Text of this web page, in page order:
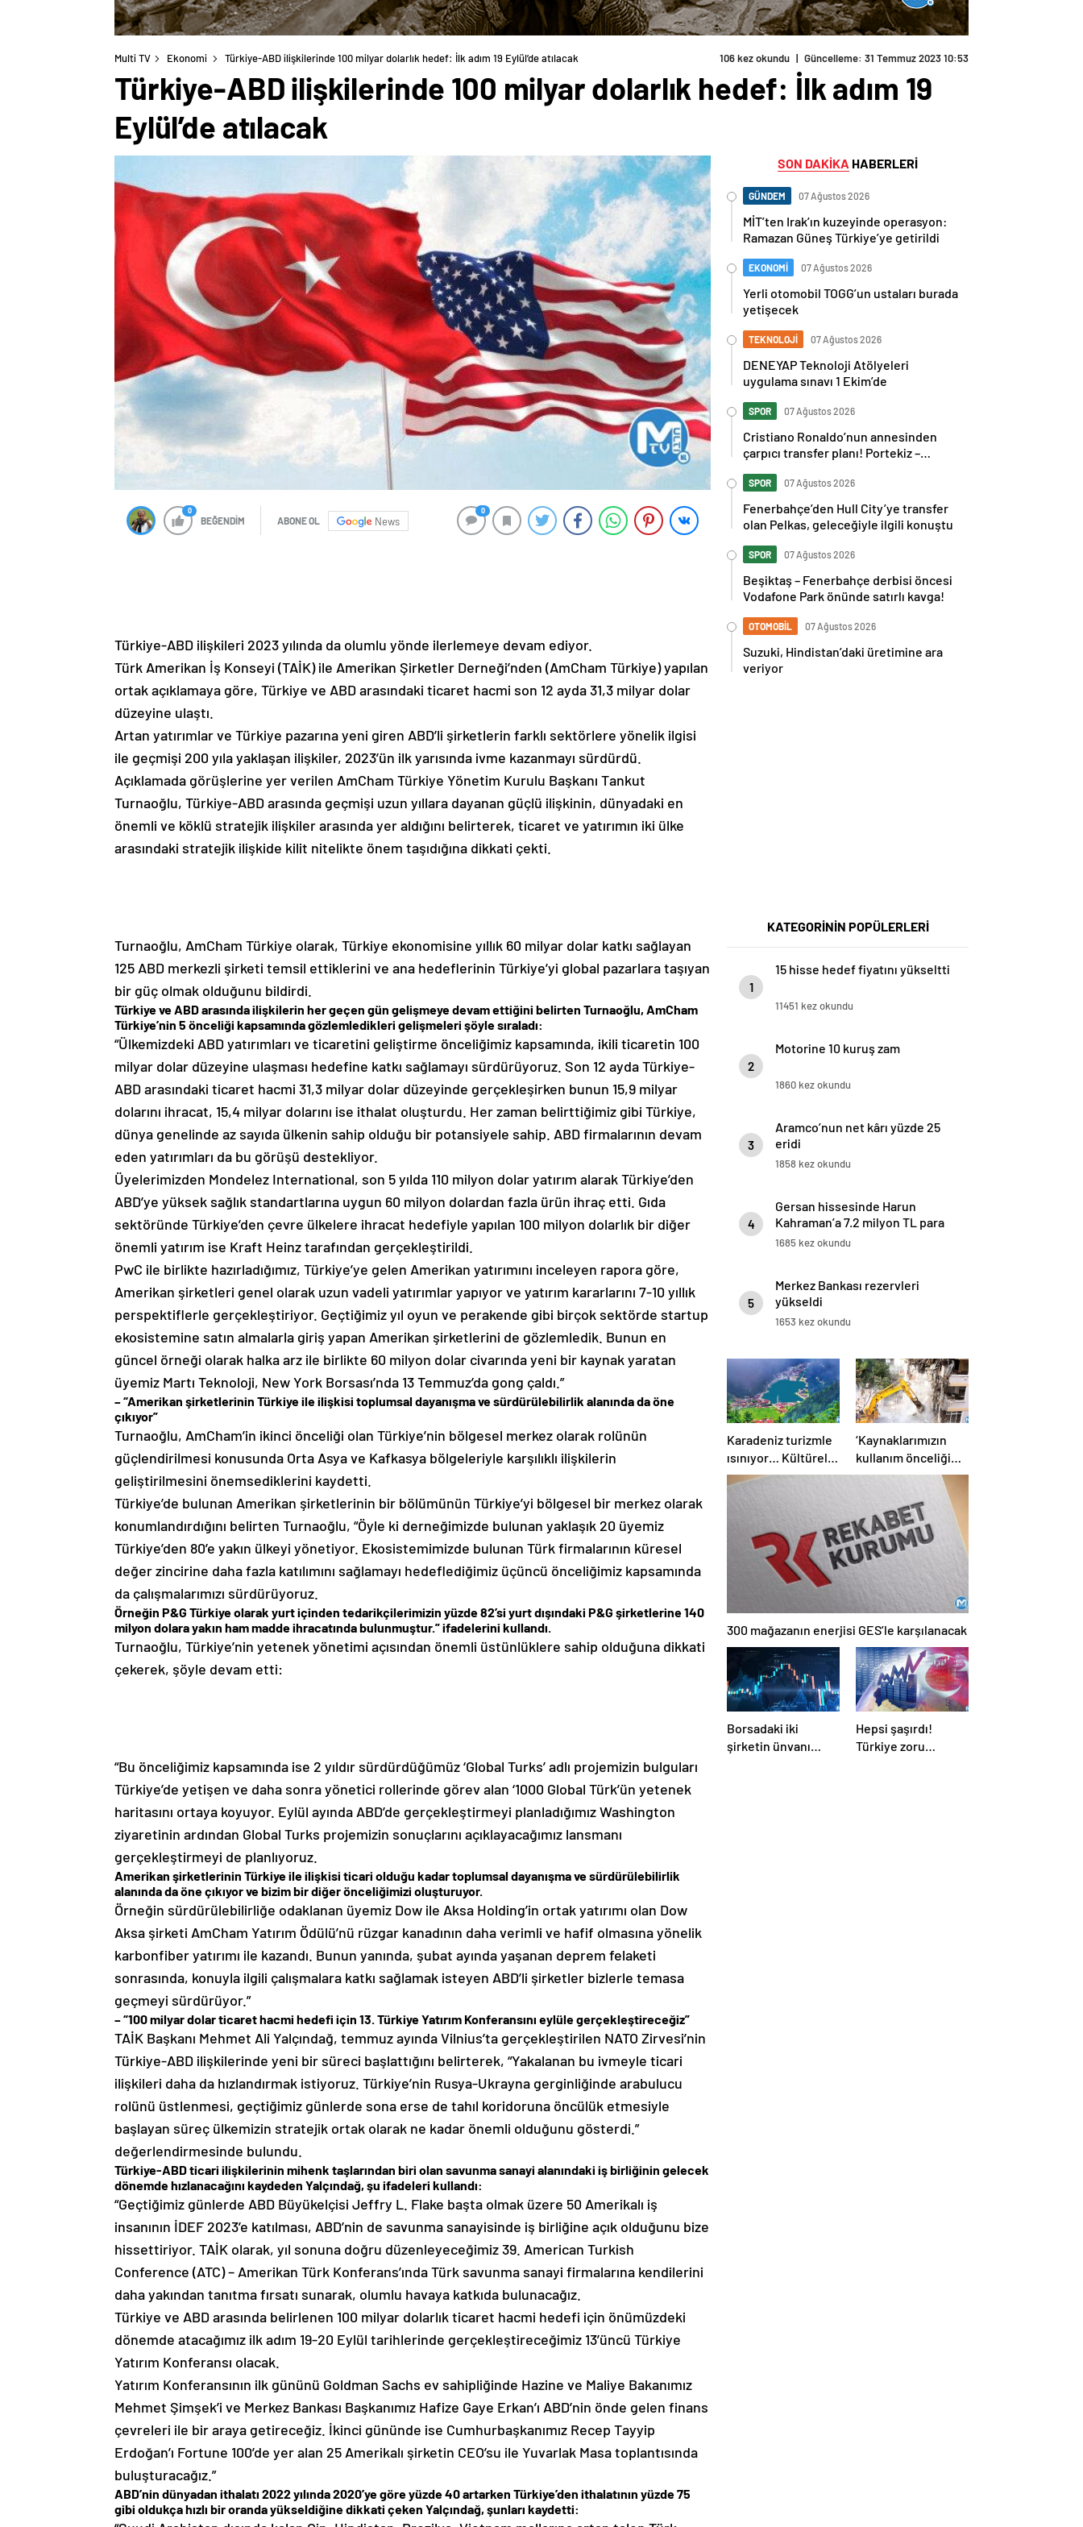
Multi TV Ekonomi Türkiye-ABD ilişkilerinde 100 milyar dolarlık hedef: İlk adım 19 Eylül’de atılacak 106 kez okundu | Güncelleme: 31 Temmuz 2023 10:53
Türkiye-ABD ilişkilerinde 100 milyar dolarlık hedef: İlk adım 19
Eylül’de atılacak
0
BEĞENDİM ABONE OL News
0
Türkiye-ABD ilişkileri 2023 yılında da olumlu yönde ilerlemeye devam ediyor.
Türk Amerikan İş Konseyi (TAİK) ile Amerikan Şirketler Derneği’nden (AmCham Türkiye) yapılan
ortak açıklamaya göre, Türkiye ve ABD arasındaki ticaret hacmi son 12 ayda 31,3 milyar dolar
düzeyine ulaştı.
Artan yatırımlar ve Türkiye pazarına yeni giren ABD’li şirketlerin farklı sektörlere yönelik ilgisi
ile geçmişi 200 yıla yaklaşan ilişkiler, 2023’ün ilk yarısında ivme kazanmayı sürdürdü.
Açıklamada görüşlerine yer verilen AmCham Türkiye Yönetim Kurulu Başkanı Tankut
Turnaoğlu, Türkiye-ABD arasında geçmişi uzun yıllara dayanan güçlü ilişkinin, dünyadaki en
önemli ve köklü stratejik ilişkiler arasında yer aldığını belirterek, ticaret ve yatırımın iki ülke
arasındaki stratejik ilişkide kilit nitelikte önem taşıdığına dikkati çekti.
Turnaoğlu, AmCham Türkiye olarak, Türkiye ekonomisine yıllık 60 milyar dolar katkı sağlayan
125 ABD merkezli şirketi temsil ettiklerini ve ana hedeflerinin Türkiye’yi global pazarlara taşıyan
bir güç olmak olduğunu bildirdi.
Türkiye ve ABD arasında ilişkilerin her geçen gün gelişmeye devam ettiğini belirten Turnaoğlu, AmCham
Türkiye’nin 5 önceliği kapsamında gözlemledikleri gelişmeleri şöyle sıraladı:
“Ülkemizdeki ABD yatırımları ve ticaretini geliştirme önceliğimiz kapsamında, ikili ticaretin 100
milyar dolar düzeyine ulaşması hedefine katkı sağlamayı sürdürüyoruz. Son 12 ayda Türkiye-
ABD arasındaki ticaret hacmi 31,3 milyar dolar düzeyinde gerçekleşirken bunun 15,9 milyar
dolarını ihracat, 15,4 milyar dolarını ise ithalat oluşturdu. Her zaman belirttiğimiz gibi Türkiye,
dünya genelinde az sayıda ülkenin sahip olduğu bir potansiyele sahip. ABD firmalarının devam
eden yatırımları da bu görüşü destekliyor.
Üyelerimizden Mondelez International, son 5 yılda 110 milyon dolar yatırım alarak Türkiye’den
ABD’ye yüksek sağlık standartlarına uygun 60 milyon dolardan fazla ürün ihraç etti. Gıda
sektöründe Türkiye’den çevre ülkelere ihracat hedefiyle yapılan 100 milyon dolarlık bir diğer
önemli yatırım ise Kraft Heinz tarafından gerçekleştirildi.
PwC ile birlikte hazırladığımız, Türkiye’ye gelen Amerikan yatırımını inceleyen rapora göre,
Amerikan şirketleri genel olarak uzun vadeli yatırımlar yapıyor ve yatırım kararlarını 7-10 yıllık
perspektiflerle gerçekleştiriyor. Geçtiğimiz yıl oyun ve perakende gibi birçok sektörde startup
ekosistemine satın almalarla giriş yapan Amerikan şirketlerini de gözlemledik. Bunun en
güncel örneği olarak halka arz ile birlikte 60 milyon dolar civarında yeni bir kaynak yaratan
üyemiz Martı Teknoloji, New York Borsası’nda 13 Temmuz’da gong çaldı.”
– “Amerikan şirketlerinin Türkiye ile ilişkisi toplumsal dayanışma ve sürdürülebilirlik alanında da öne
çıkıyor”
Turnaoğlu, AmCham’in ikinci önceliği olan Türkiye’nin bölgesel merkez olarak rolünün
güçlendirilmesi konusunda Orta Asya ve Kafkasya bölgeleriyle karşılıklı ilişkilerin
geliştirilmesini önemsediklerini kaydetti.
Türkiye’de bulunan Amerikan şirketlerinin bir bölümünün Türkiye’yi bölgesel bir merkez olarak
konumlandırdığını belirten Turnaoğlu, “Öyle ki derneğimizde bulunan yaklaşık 20 üyemiz
Türkiye’den 80’e yakın ülkeyi yönetiyor. Ekosistemimizde bulunan Türk firmalarının küresel
değer zincirine daha fazla katılımını sağlamayı hedeflediğimiz üçüncü önceliğimiz kapsamında
da çalışmalarımızı sürdürüyoruz.
Örneğin P&G Türkiye olarak yurt içinden tedarikçilerimizin yüzde 82’si yurt dışındaki P&G şirketlerine 140
milyon dolara yakın ham madde ihracatında bulunmuştur.” ifadelerini kullandı.
Turnaoğlu, Türkiye’nin yetenek yönetimi açısından önemli üstünlüklere sahip olduğuna dikkati
çekerek, şöyle devam etti:
“Bu önceliğimiz kapsamında ise 2 yıldır sürdürdüğümüz ‘Global Turks’ adlı projemizin bulguları
Türkiye’de yetişen ve daha sonra yönetici rollerinde görev alan ‘1000 Global Türk’ün yetenek
haritasını ortaya koyuyor. Eylül ayında ABD’de gerçekleştirmeyi planladığımız Washington
ziyaretinin ardından Global Turks projemizin sonuçlarını açıklayacağımız lansmanı
gerçekleştirmeyi de planlıyoruz.
Amerikan şirketlerinin Türkiye ile ilişkisi ticari olduğu kadar toplumsal dayanışma ve sürdürülebilirlik
alanında da öne çıkıyor ve bizim bir diğer önceliğimizi oluşturuyor.
Örneğin sürdürülebilirliğe odaklanan üyemiz Dow ile Aksa Holding’in ortak yatırımı olan Dow
Aksa şirketi AmCham Yatırım Ödülü’nü rüzgar kanadının daha verimli ve hafif olmasına yönelik
karbonfiber yatırımı ile kazandı. Bunun yanında, şubat ayında yaşanan deprem felaketi
sonrasında, konuyla ilgili çalışmalara katkı sağlamak isteyen ABD’li şirketler bizlerle temasa
geçmeyi sürdürüyor.”
– “100 milyar dolar ticaret hacmi hedefi için 13. Türkiye Yatırım Konferansını eylüle gerçekleştireceğiz”
TAİK Başkanı Mehmet Ali Yalçındağ, temmuz ayında Vilnius’ta gerçekleştirilen NATO Zirvesi’nin
Türkiye-ABD ilişkilerinde yeni bir süreci başlattığını belirterek, “Yakalanan bu ivmeyle ticari
ilişkileri daha da hızlandırmak istiyoruz. Türkiye’nin Rusya-Ukrayna gerginliğinde arabulucu
rolünü üstlenmesi, geçtiğimiz günlerde sona erse de tahıl koridoruna öncülük etmesiyle
başlayan süreç ülkemizin stratejik ortak olarak ne kadar önemli olduğunu gösterdi.”
değerlendirmesinde bulundu.
Türkiye-ABD ticari ilişkilerinin mihenk taşlarından biri olan savunma sanayi alanındaki iş birliğinin gelecek
dönemde hızlanacağını kaydeden Yalçındağ, şu ifadeleri kullandı:
“Geçtiğimiz günlerde ABD Büyükelçisi Jeffry L. Flake başta olmak üzere 50 Amerikalı iş
insanının İDEF 2023’e katılması, ABD’nin de savunma sanayisinde iş birliğine açık olduğunu bize
hissettiriyor. TAİK olarak, yıl sonuna doğru düzenleyeceğimiz 39. American Turkish
Conference (ATC) – Amerikan Türk Konferans’ında Türk savunma sanayi firmalarına kendilerini
daha yakından tanıtma fırsatı sunarak, olumlu havaya katkıda bulunacağız.
Türkiye ve ABD arasında belirlenen 100 milyar dolarlık ticaret hacmi hedefi için önümüzdeki
dönemde atacağımız ilk adım 19-20 Eylül tarihlerinde gerçekleştireceğimiz 13’üncü Türkiye
Yatırım Konferansı olacak.
Yatırım Konferansının ilk gününü Goldman Sachs ev sahipliğinde Hazine ve Maliye Bakanımız
Mehmet Şimşek’i ve Merkez Bankası Başkanımız Hafize Gaye Erkan’ı ABD’nin önde gelen finans
çevreleri ile bir araya getireceğiz. İkinci gününde ise Cumhurbaşkanımız Recep Tayyip
Erdoğan’ı Fortune 100’de yer alan 25 Amerikalı şirketin CEO’su ile Yuvarlak Masa toplantısında
buluşturacağız.”
ABD’nin dünyadan ithalatı 2022 yılında 2020’ye göre yüzde 40 artarken Türkiye’den ithalatının yüzde 75
gibi oldukça hızlı bir oranda yükseldiğine dikkati çeken Yalçındağ, şunları kaydetti:
SON DAKİKA HABERLERİ
GÜNDEM 07 Ağustos 2026
MİT’ten Irak’ın kuzeyinde operasyon:
Ramazan Güneş Türkiye’ye getirildi
EKONOMİ 07 Ağustos 2026
Yerli otomobil TOGG’un ustaları burada
yetişecek
TEKNOLOJİ 07 Ağustos 2026
DENEYAP Teknoloji Atölyeleri
uygulama sınavı 1 Ekim’de
SPOR 07 Ağustos 2026
Cristiano Ronaldo’nun annesinden
çarpıcı transfer planı! Portekiz –
kardeşinden sert cevap
SPOR 07 Ağustos 2026
Fenerbahçe’den Hull City’ye transfer
olan Pelkas, geleceğiyle ilgili konuştu
SPOR 07 Ağustos 2026
Beşiktaş – Fenerbahçe derbisi öncesi
Vodafone Park önünde satırlı kavga!
OTOMOBİL 07 Ağustos 2026
Suzuki, Hindistan’daki üretimine ara
veriyor
KATEGORİNİN POPÜLERLERİ
1
15 hisse hedef fiyatını yükseltti
11451 kez okundu
2
Motorine 10 kuruş zam
1860 kez okundu
3
Aramco’nun net kârı yüzde 25
eridi
1858 kez okundu
4
Gersan hissesinde Harun
Kahraman’a 7.2 milyon TL para
cezası
1685 kez okundu
5
Merkez Bankası rezervleri
yükseldi
1653 kez okundu
Karadeniz turizmle
ısınıyor… Kültürel
ve doğal mirasıyla
konumunda
‘Kaynaklarımızın
kullanım önceliği
deprem olmalı’
300 mağazanın enerjisi GES’le karşılanacak
Borsadaki iki
şirketin ünvanı
Hepsi şaşırdı!
Türkiye zoru